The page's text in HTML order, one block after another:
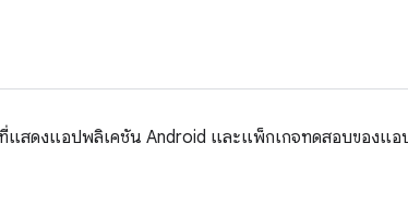
แสดงแอปพลิเคชัน Android และแพ็กเกจทดสอบของแอ